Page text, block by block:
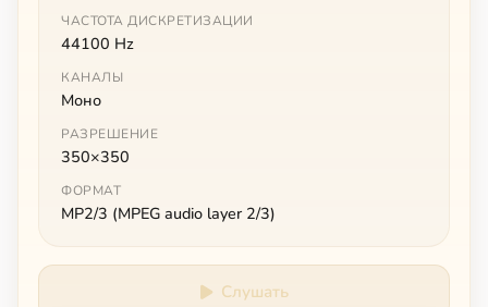
ЧАСТОТА ДИСКРЕТИЗАЦИИ
44100 Hz
КАНАЛЫ
Моно
РАЗРЕШЕНИЕ
350×350
ФОРМАТ
MP2/3 (MPEG audio layer 2/3)
Слушать